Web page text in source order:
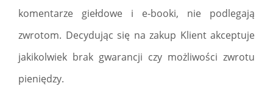
komentarze giełdowe i e-booki, nie podlegają
zwrotom. Decydując się na zakup Klient akceptuje
jakikolwiek brak gwarancji czy możliwości zwrotu
pieniędzy.